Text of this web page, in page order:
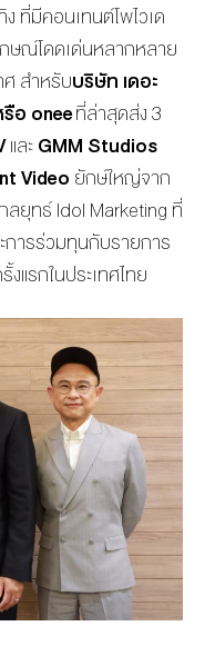
ที่มีคอนเทนต์โพไวเด
กษณ์โดดเด่นหลากหลาย
ศ สำหรับบริษัท เดอะ
อ oneeที่ล่าสุดส่ง 3
และGMM Studios
Video ยักษ์ใหญ่จาก
ลยุทธ์Idol Marketing ที่
ารร่วมทุนกับรายการ
แรกในประเทศไทย